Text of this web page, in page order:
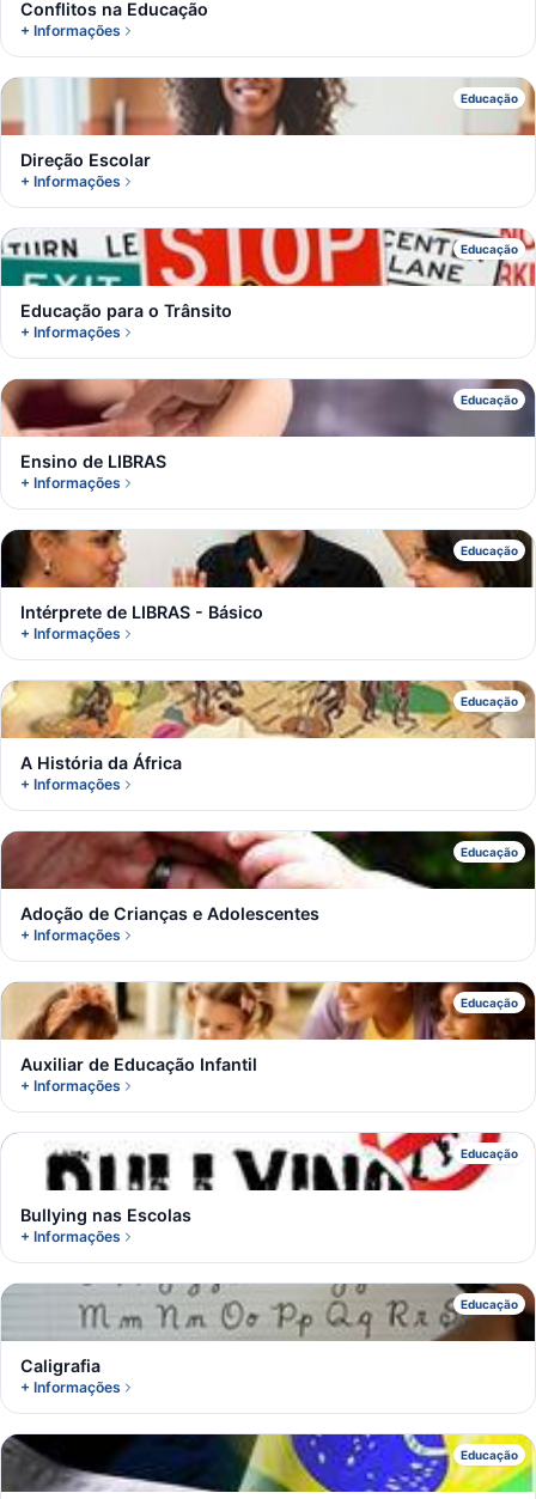
Conflitos na Educação
+ Informações
Educação
D
Direção Escolar
+ Informações
Educação
E
Educação para o Trânsito
+ Informações
Educação
E
Ensino de LIBRAS
+ Informações
Educação
I
Intérprete de LIBRAS - Básico
+ Informações
Educação
A
A História da África
+ Informações
Educação
A
Adoção de Crianças e Adolescentes
+ Informações
Educação
A
Auxiliar de Educação Infantil
+ Informações
Educação
B
Bullying nas Escolas
+ Informações
Educação
C
Caligrafia
+ Informações
Educação
C